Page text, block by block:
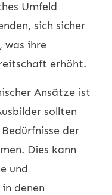
Umfeld
sich sicher
was ihre
erhöht.
Ansätze ist
sollten
der
Dies kann
und
denen